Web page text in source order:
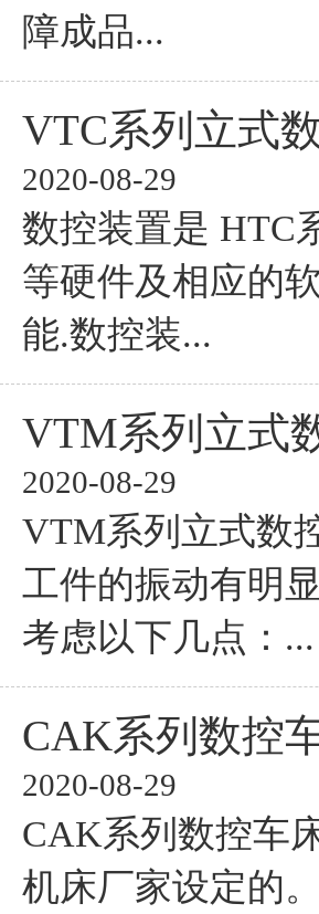
障成品...
VTC系列立式
2020-08-29
数控装置是 HTC
等硬件及相应的
能.数控装...
VTM系列立式
2020-08-29
VTM系列立式数
工件的振动有明
考虑以下几点：...
CAK系列数控
2020-08-29
CAK系列数控车
机床厂家设定的